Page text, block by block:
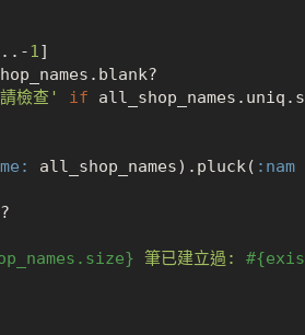
..-1]
檢查' if all_shop_names.uniq.s
all_shop_names).pluck( :nam
筆已建立過: #{exis